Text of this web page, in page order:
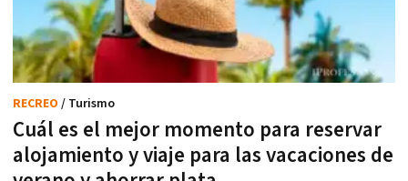
Cuál es el mejor momento para reservar
alojamiento y viaje para las vacaciones de
RECREO / Turismo